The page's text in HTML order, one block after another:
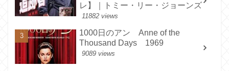
レ】｜トミー・リー・ジョーンズ
11882 views
1000日のアン Anne of the
Thousand Days 1969
9089 views